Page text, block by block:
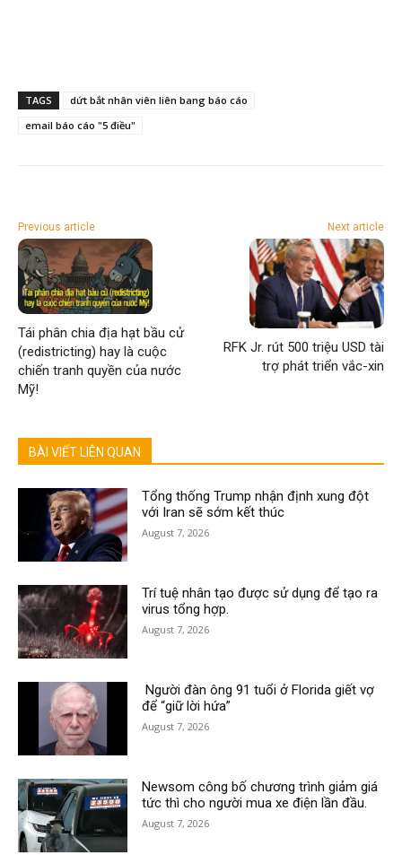
TAGS
dứt bắt nhân viên liên bang báo cáo
email báo cáo "5 điều"
Previous article
Tái phân chia địa hạt bầu cử
(redistricting) hay là cuộc
chiến tranh quyền của nước
Mỹ!
Next article
RFK Jr. rút 500 triệu USD tài
trợ phát triển vắc-xin
BÀI VIẾT LIÊN QUAN
Tổng thống Trump nhận định xung đột
với Iran sẽ sớm kết thúc
August 7, 2026
Trí tuệ nhân tạo được sử dụng để tạo ra
virus tổng hợp.
August 7, 2026
Người đàn ông 91 tuổi ở Florida giết vợ
để “giữ lời hứa”
August 7, 2026
Newsom công bố chương trình giảm giá
tức thì cho người mua xe điện lần đầu.
August 7, 2026